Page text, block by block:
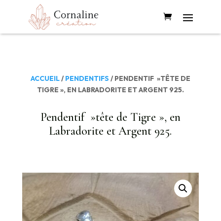
ACCUEIL/ PENDENTIFS / PENDENTIF »TÊTE DE
TIGRE », EN LABRADORITE ET ARGENT 925.
Pendentif »tête de Tigre », en
Labradorite et Argent 925.